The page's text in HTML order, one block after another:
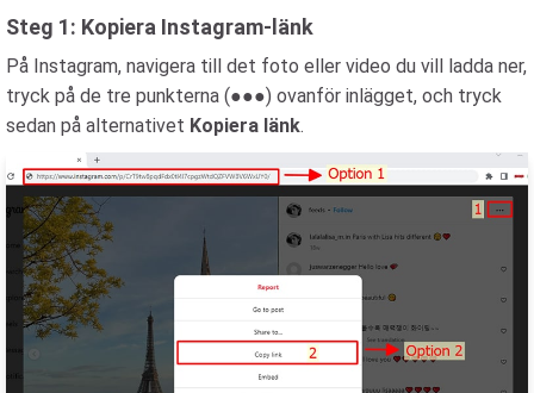
Steg 1: Kopiera Instagram-länk
På Instagram, navigera till det foto eller video du vill ladda ner,
tryck på de tre punkterna (●●●) ovanför inlägget, och tryck
sedan på alternativet Kopiera länk.